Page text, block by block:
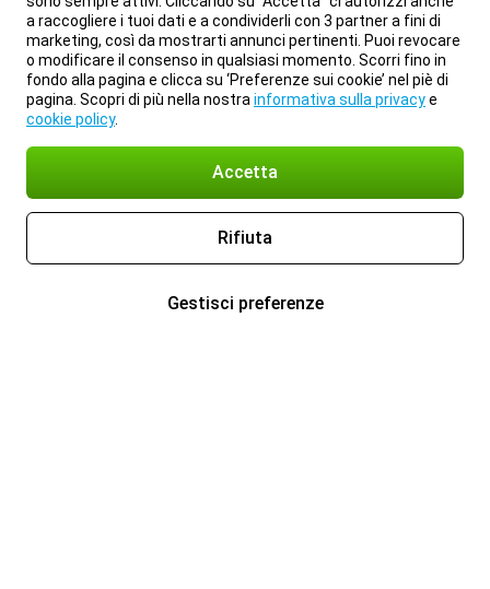
a raccogliere i tuoi dati e a condividerli con 3 partner a fini di
marketing, così da mostrarti annunci pertinenti. Puoi revocare
o modificare il consenso in qualsiasi momento. Scorri fino in
fondo alla pagina e clicca su ‘Preferenze sui cookie’ nel piè di
pagina. Scopri di più nella nostra informativa sulla privacye
cookie policy.
Accetta
Rifiuta
Gestisci preferenze